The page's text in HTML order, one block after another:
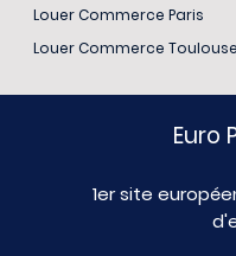
Louer Commerce Paris
Louer Commerce Toulouse
Euro
1er site